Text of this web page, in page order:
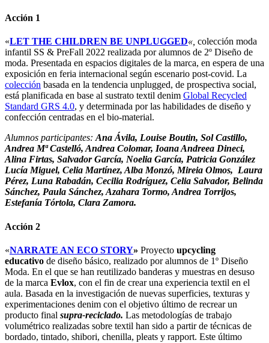
Acción 1
«LET THE CHILDREN BE UNPLUGGED«, colección moda
infantil SS & PreFall 2022 realizada por alumnos de 2º Diseño de
moda. Presentada en espacios digitales de la marca, en espera de una
exposición en feria internacional según escenario post-covid. La
colección basada en la tendencia unplugged, de prospectiva social,
está planificada en base al sustrato textil denim Global Recycled
Standard GRS 4.0, y determinada por las habilidades de diseño y
confección centradas en el bio-material.
Alumnos participantes: Ana Ávila, Louise Boutin, Sol Castillo,
Andrea Mª Castelló, Andrea Colomar, Ioana Andreea Dineci,
Alina Firtas, Salvador García, Noelia García, Patricia González
Lucía Miguel, Celia Martínez, Alba Monzó, Mireia Olmos, Laura
Pérez, Luna Rabadán, Cecilia Rodríguez, Celia Salvador, Belinda
Sánchez, Paula Sánchez, Azahara Tormo, Andrea Torrijos,
Estefanía Tórtola, Clara Zamora.
Acción 2
«NARRATE AN ECO STORY» Proyecto upcycling
educativo de diseño básico, realizado por alumnos de 1º Diseño
Moda. En el que se han reutilizado banderas y muestras en desuso
de la marca Evlox, con el fin de crear una experiencia textil en el
aula. Basada en la investigación de nuevas superficies, texturas y
experimentaciones denim con el objetivo último de recrear un
producto final supra-reciclado. Las metodologías de trabajo
volumétrico realizadas sobre textil han sido a partir de técnicas de
bordado, tintado, shibori, chenilla, pleats y rapport. Este último